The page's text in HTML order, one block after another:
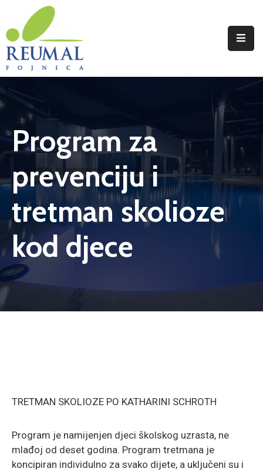
Naslovna
Reumal
Liječenje
Programi
Wellness
Novosti
Kontakt
Program za
prevenciju i
tretman skolioze
kod djece
TRETMAN SKOLIOZE PO KATHARINI SCHROTH
Program je namijenjen djeci školskog uzrasta, ne
mlađoj od deset godina. Program tretmana je
koncipiran individulno za svako dijete, a uključeni su i